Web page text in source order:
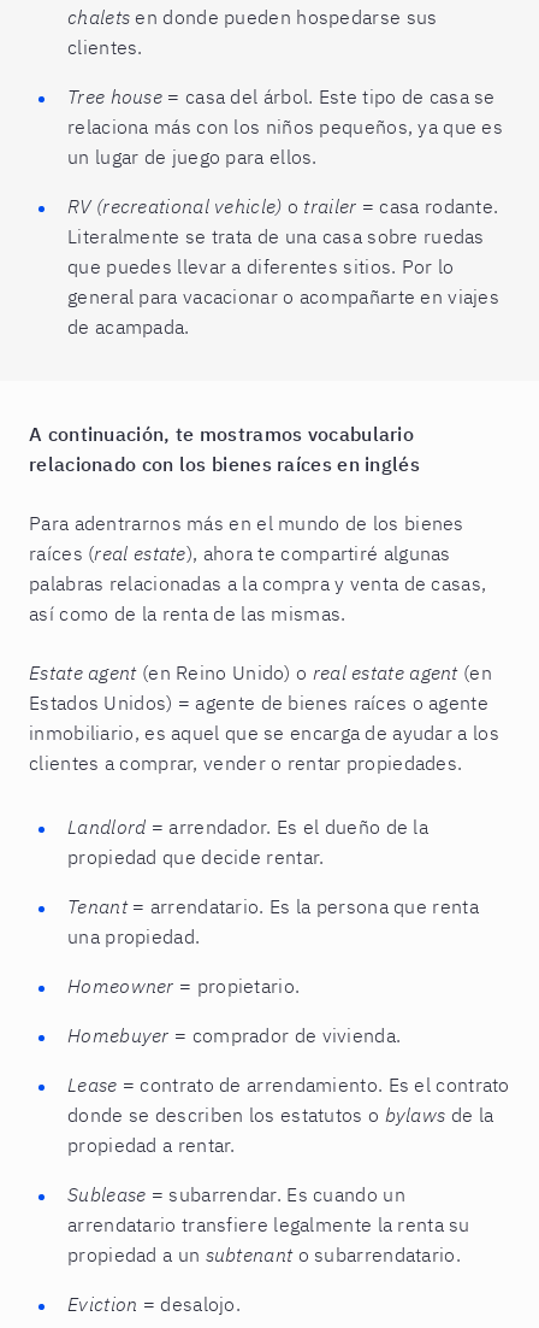
chalets en donde pueden hospedarse sus
clientes.
Tree house = casa del árbol. Este tipo de casa se
relaciona más con los niños pequeños, ya que es
un lugar de juego para ellos.
RV (recreational vehicle) o trailer = casa rodante.
Literalmente se trata de una casa sobre ruedas
que puedes llevar a diferentes sitios. Por lo
general para vacacionar o acompañarte en viajes
de acampada.
A continuación, te mostramos vocabulario
relacionado con los bienes raíces en inglés
Para adentrarnos más en el mundo de los bienes
raíces (real estate), ahora te compartiré algunas
palabras relacionadas a la compra y venta de casas,
así como de la renta de las mismas.
Estate agent(en Reino Unido) o real estate agent(en
Estados Unidos) = agente de bienes raíces o agente
inmobiliario, es aquel que se encarga de ayudar a los
clientes a comprar, vender o rentar propiedades.
Landlord = arrendador. Es el dueño de la
propiedad que decide rentar.
Tenant= arrendatario. Es la persona que renta
una propiedad.
Homeowner = propietario.
Homebuyer = comprador de vivienda.
Lease = contrato de arrendamiento. Es el contrato
donde se describen los estatutos o bylaws de la
propiedad a rentar.
Sublease = subarrendar. Es cuando un
arrendatario transfiere legalmente la renta su
propiedad a un subtenanto subarrendatario.
Eviction = desalojo.